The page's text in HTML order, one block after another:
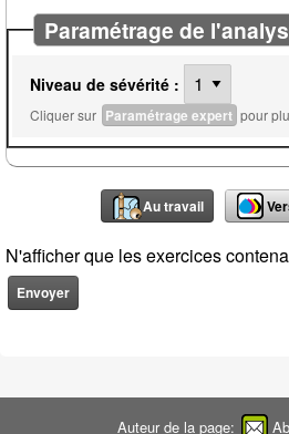
Paramétrage de
Niveau de sévérité :
Cliquer sur Paramétrage expert pour
Au travail
N'afficher que les exercices
Auteur de la page: